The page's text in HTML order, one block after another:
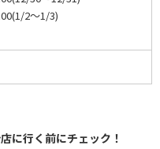
2～1/3)
に行く前にチェック！